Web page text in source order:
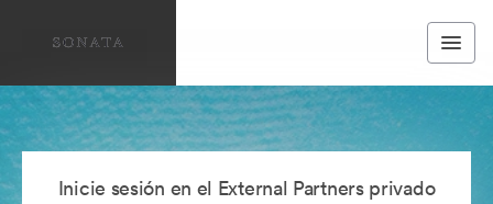
Inicie sesión en el External Partners privado